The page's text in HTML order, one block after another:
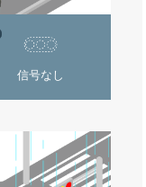
信号なし